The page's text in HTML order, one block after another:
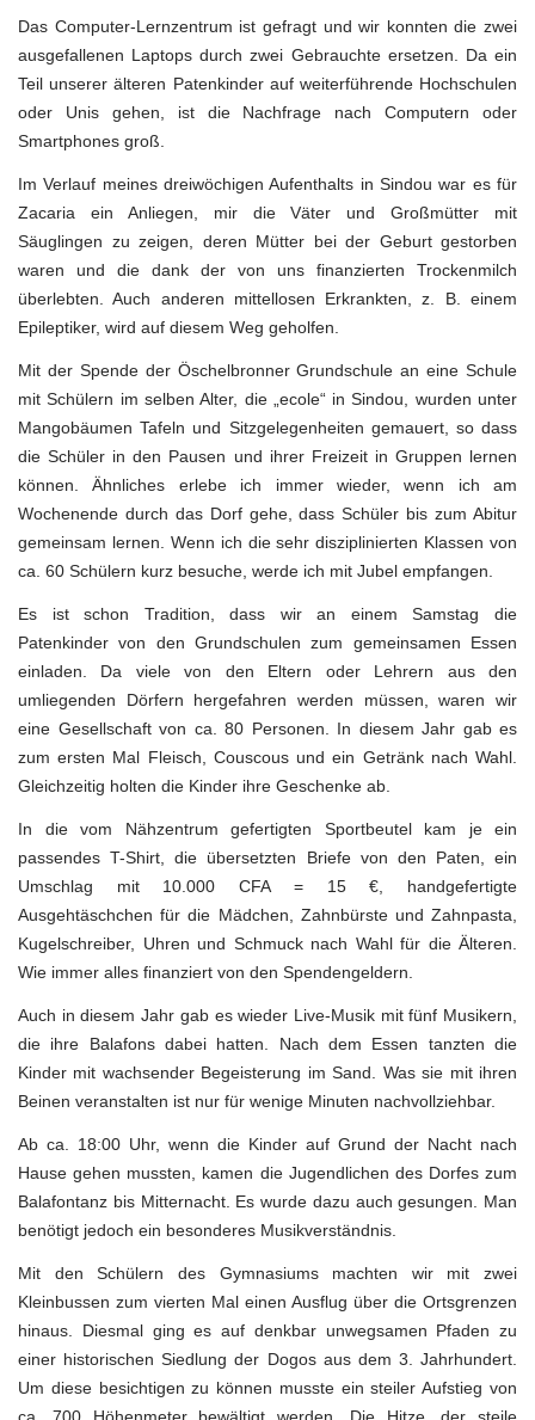
Das Computer-Lernzentrum ist gefragt und wir konnten die zwei
ausgefallenen Laptops durch zwei Gebrauchte ersetzen. Da ein
Teil unserer älteren Patenkinder auf weiterführende Hochschulen
oder Unis gehen, ist die Nachfrage nach Computern oder
Smartphones groß.
Im Verlauf meines dreiwöchigen Aufenthalts in Sindou war es für
Zacaria ein Anliegen, mir die Väter und Großmütter mit
Säuglingen zu zeigen, deren Mütter bei der Geburt gestorben
waren und die dank der von uns finanzierten Trockenmilch
überlebten. Auch anderen mittellosen Erkrankten, z. B. einem
Epileptiker, wird auf diesem Weg geholfen.
Mit der Spende der Öschelbronner Grundschule an eine Schule
mit Schülern im selben Alter, die „ecole“ in Sindou, wurden unter
Mangobäumen Tafeln und Sitzgelegenheiten gemauert, so dass
die Schüler in den Pausen und ihrer Freizeit in Gruppen lernen
können. Ähnliches erlebe ich immer wieder, wenn ich am
Wochenende durch das Dorf gehe, dass Schüler bis zum Abitur
gemeinsam lernen. Wenn ich die sehr disziplinierten Klassen von
ca. 60 Schülern kurz besuche, werde ich mit Jubel empfangen.
Es ist schon Tradition, dass wir an einem Samstag die
Patenkinder von den Grundschulen zum gemeinsamen Essen
einladen. Da viele von den Eltern oder Lehrern aus den
umliegenden Dörfern hergefahren werden müssen, waren wir
eine Gesellschaft von ca. 80 Personen. In diesem Jahr gab es
zum ersten Mal Fleisch, Couscous und ein Getränk nach Wahl.
Gleichzeitig holten die Kinder ihre Geschenke ab.
In die vom Nähzentrum gefertigten Sportbeutel kam je ein
passendes T-Shirt, die übersetzten Briefe von den Paten, ein
Umschlag mit 10.000 CFA = 15 €, handgefertigte
Ausgehtäschchen für die Mädchen, Zahnbürste und Zahnpasta,
Kugelschreiber, Uhren und Schmuck nach Wahl für die Älteren.
Wie immer alles finanziert von den Spendengeldern.
Auch in diesem Jahr gab es wieder Live-Musik mit fünf Musikern,
die ihre Balafons dabei hatten. Nach dem Essen tanzten die
Kinder mit wachsender Begeisterung im Sand. Was sie mit ihren
Beinen veranstalten ist nur für wenige Minuten nachvollziehbar.
Ab ca. 18:00 Uhr, wenn die Kinder auf Grund der Nacht nach
Hause gehen mussten, kamen die Jugendlichen des Dorfes zum
Balafontanz bis Mitternacht. Es wurde dazu auch gesungen. Man
benötigt jedoch ein besonderes Musikverständnis.
Mit den Schülern des Gymnasiums machten wir mit zwei
Kleinbussen zum vierten Mal einen Ausflug über die Ortsgrenzen
hinaus. Diesmal ging es auf denkbar unwegsamen Pfaden zu
einer historischen Siedlung der Dogos aus dem 3. Jahrhundert.
Um diese besichtigen zu können musste ein steiler Aufstieg von